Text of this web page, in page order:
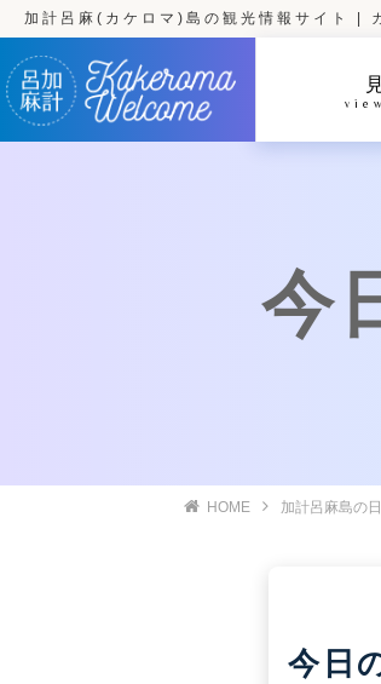
加計呂麻(カケロマ)島の観光情報サイト |
今
HOME 加計呂麻島の
今日